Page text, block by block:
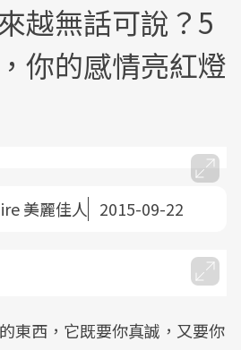
越無話可說？5
你的感情亮紅燈
美麗佳人 2015-09-22
東西，它既要你真誠，又要你